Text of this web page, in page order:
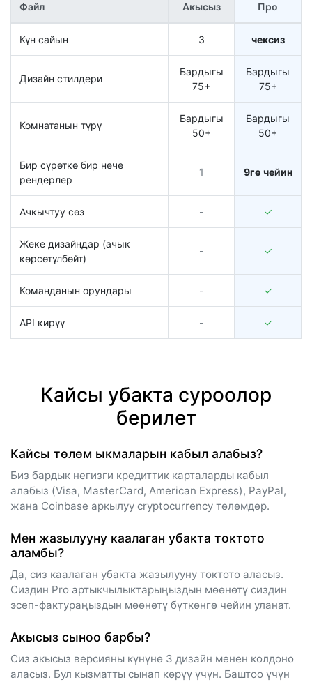
Файл Акысыз Про
Күн сайын 3 чексиз
Дизайн стилдери
Бардыгы
75+
Бардыгы
75+
Комнатанын түрү
Бардыгы
50+
Бардыгы
50+
Бир сүрөткө бир нече
рендерлер
1 9гө чейин
Ачкычтуу сөз - ✓
Жеке дизайндар (ачык
көрсөтүлбөйт)
- ✓
Команданын орундары - ✓
API кирүү - ✓
Кайсы убакта суроолор
берилет
Кайсы төлөм ыкмаларын кабыл алабыз?
Биз бардык негизги кредиттик карталарды кабыл
алабыз (Visa, MasterCard, American Express), PayPal,
жана Coinbase аркылуу cryptocurrency төлөмдөр.
Мен жазылууну каалаган убакта токтото
аламбы?
Да, сиз каалаган убакта жазылууну токтото аласыз.
Сиздин Pro артыкчылыктарыңыздын мөөнөтү сиздин
эсеп-фактураңыздын мөөнөтү бүткөнгө чейин уланат.
Акысыз сыноо барбы?
Сиз акысыз версияны күнүнө 3 дизайн менен колдоно
аласыз. Бул кызматты сынап көрүү үчүн. Баштоо үчүн